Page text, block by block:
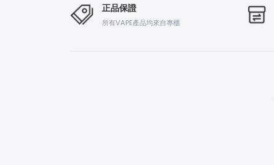
正品保證
所有VAPE產品均來自專櫃